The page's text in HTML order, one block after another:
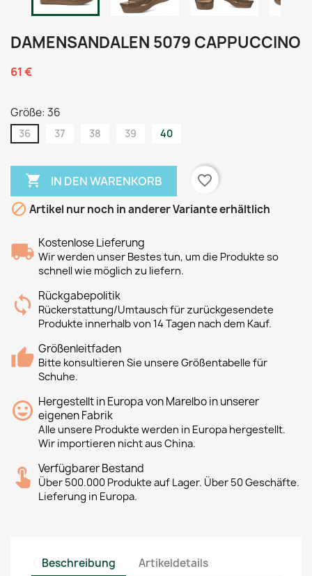
DAMENSANDALEN 5079 CAPPUCCINO
61 €
Größe: 36
36 37 38 39 40
 IN DEN WARENKORB
favorite_border
 Artikel nur noch in anderer Variante erhältlich
Kostenlose Lieferung
Wir werden unser Bestes tun, um die Produkte so
schnell wie möglich zu liefern.
Rückgabepolitik
Rückerstattung/Umtausch für zurückgesendete
Produkte innerhalb von 14 Tagen nach dem Kauf.
Größenleitfaden
Bitte konsultieren Sie unsere Größentabelle für
Schuhe.
Hergestellt in Europa von Marelbo in unserer
eigenen Fabrik
Alle unsere Produkte werden in Europa hergestellt.
Wir importieren nicht aus China.
Verfügbarer Bestand
Über 500.000 Produkte auf Lager. Über 50 Geschäfte.
Lieferung in Europa.
Beschreibung Artikeldetails